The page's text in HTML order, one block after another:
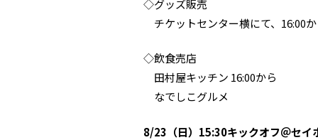
◇グッズ販売
チケットセンター横にて、16:00か
◇飲食売店
田村屋キッチン 16:00から
なでしこグルメ
8/23（日）15:30キックオフ＠セイ